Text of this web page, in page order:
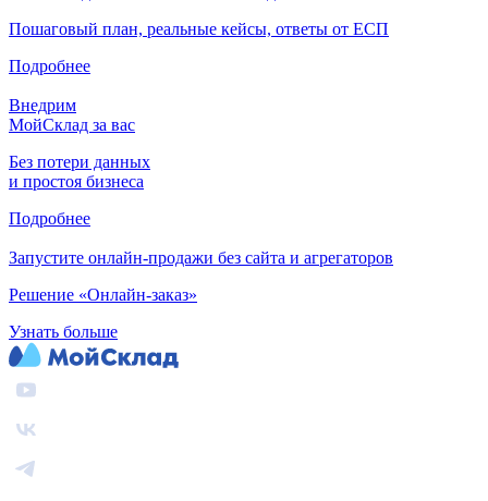
Пошаговый план, реальные кейсы, ответы от ЕСП
Подробнее
Внедрим
МойСклад за вас
Без потери данных
и простоя бизнеса
Подробнее
Запустите онлайн-продажи без сайта и агрегаторов
Решение «Онлайн-заказ»
Узнать больше